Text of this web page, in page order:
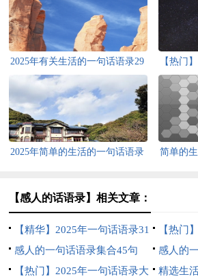
2025年有关生活的一句话语录29
句
【热门
2025年简单的生活的一句话语录
简单的
【感人的话语录】相关文章：
【精华】2025年一句话语录31
条
【热门
感人的一句话语录集合45句
感人的
【热门】2025年一句话语录大
精选生